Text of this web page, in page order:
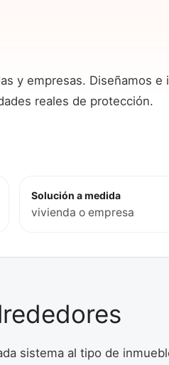
y empresas. Diseñamos e
reales de protección.
Solución a medida
vivienda o empresa
sistema al tipo de